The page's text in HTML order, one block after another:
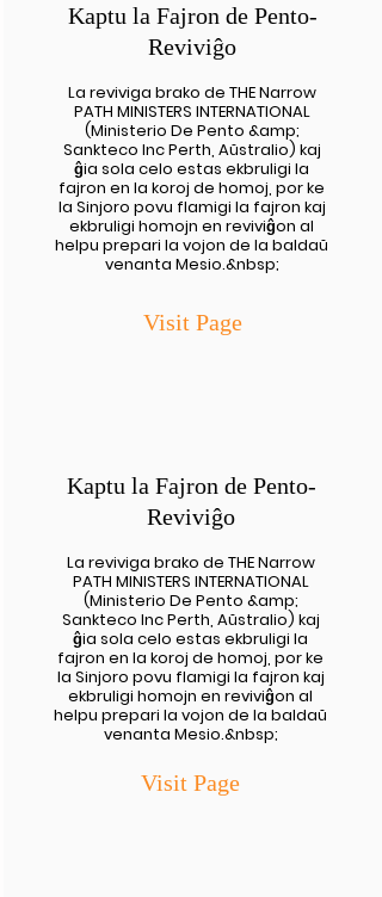
Kaptu la Fajron de Pento-
Reviviĝo
La reviviga brako de THE Narrow
PATH MINISTERS INTERNATIONAL
(Ministerio De Pento &amp;
Sankteco Inc Perth, Aŭstralio) kaj
ĝia sola celo estas ekbruligi la
fajron en la koroj de homoj, por ke
la Sinjoro povu flamigi la fajron kaj
ekbruligi homojn en reviviĝon al
helpu prepari la vojon de la baldaŭ
venanta Mesio.&nbsp;
Visit Page
Kaptu la Fajron de Pento-
Reviviĝo
La reviviga brako de THE Narrow
PATH MINISTERS INTERNATIONAL
(Ministerio De Pento &amp;
Sankteco Inc Perth, Aŭstralio) kaj
ĝia sola celo estas ekbruligi la
fajron en la koroj de homoj, por ke
la Sinjoro povu flamigi la fajron kaj
ekbruligi homojn en reviviĝon al
helpu prepari la vojon de la baldaŭ
venanta Mesio.&nbsp;
Visit Page